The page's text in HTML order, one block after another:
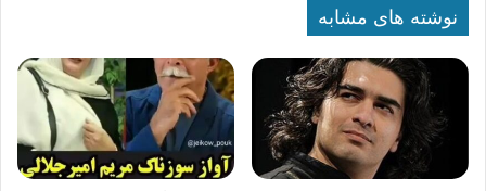
نوشته های مشابه